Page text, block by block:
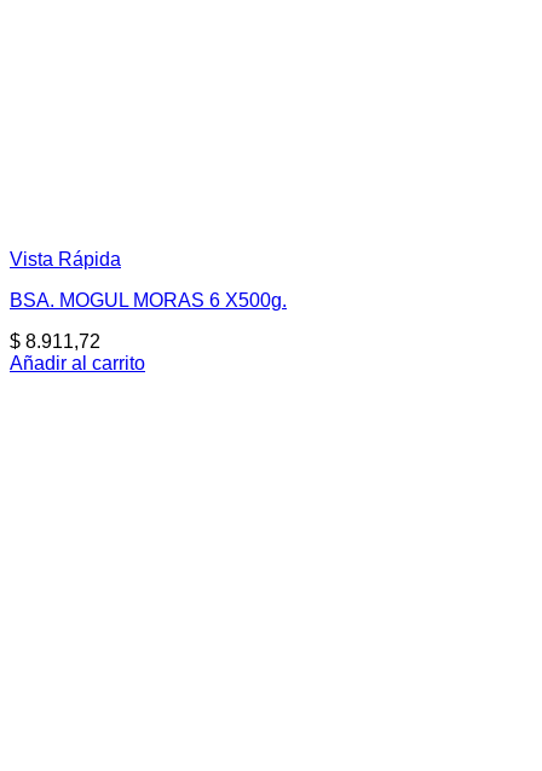
Vista Rápida
BSA. MOGUL MORAS 6 X500g.
$ 8.911,72
Añadir al carrito